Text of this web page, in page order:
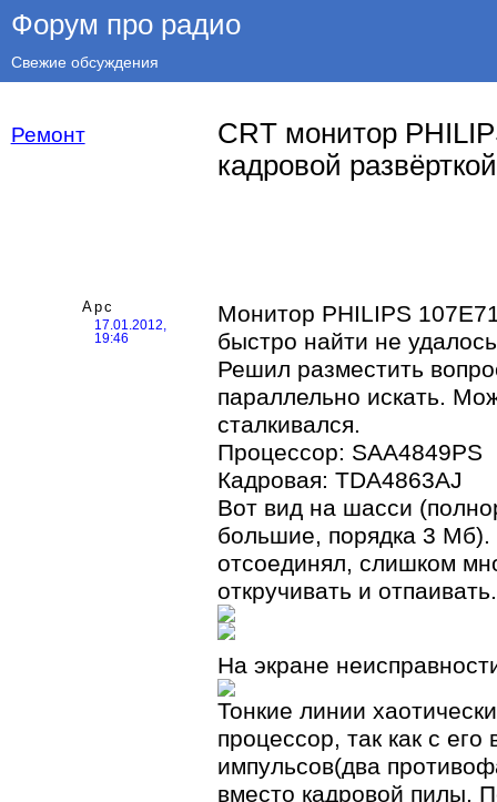
Форум про радио
Свежие обсуждения
Ремонт
CRT монитор
кадровой развёрткой
Арс
17.01.2012,
19:46
Монитор PHILIPS
быстро найти не
Решил разместить
параллельно искать.
сталкивался.
Процессор: SAA4849PS
Кадровая: TDA4863AJ
Вот вид на шасси
большие, порядка 3
отсоединял, слишком
откручивать и отпаивать.
На экране
Тонкие линии
процессор, так как с
импульсов(два
вместо кадровой пилы.